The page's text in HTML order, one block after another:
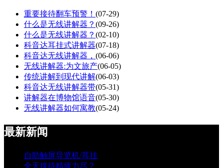
重要接待翻车预警！ (07-29)
什么是无线讲解器？ (09-26)
什么是无线讲解器？ (02-10)
科音达耳挂式讲解器(07-18)
科音达无线讲解器， (06-06)
无线讲解器:为文旅产(06-05)
传统讲解到现代讲解(06-03)
科音达无线讲解器带(05-31)
讲解器在博物馆语音(05-30)
无线讲解器如何寓教(05-24)
最新新闻
自助触屏导览机/耳挂
全天接待精疲力尽？